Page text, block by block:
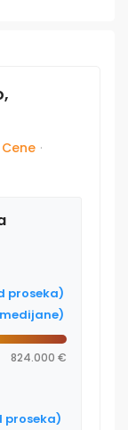
Cene ·
proseka)
824.000 €
proseka)